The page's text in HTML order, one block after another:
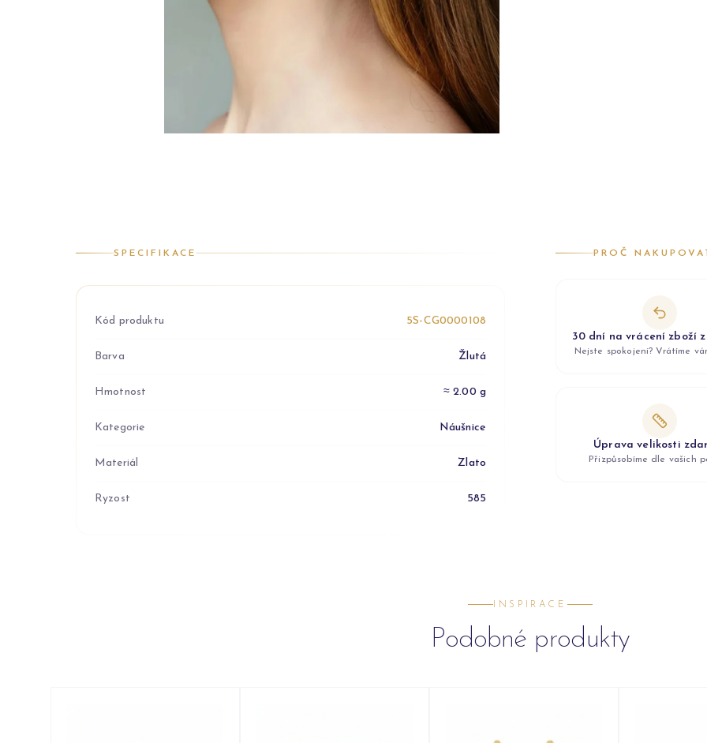
SPECIFIKACE
Kód produktu 5S-CG0000108
Barva Žlutá
Hmotnost ≈ 2.00 g
Kategorie Náušnice
Materiál Zlato
Ryzost 585
PROČ
30 dní na vrácení zboží z
Nejste spokojeni? Vrátíme
Úprava velikosti
Přizpůsobíme dle vašich
INSPIRACE
Podobné produkty